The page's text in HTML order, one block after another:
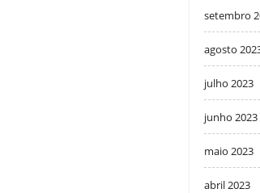
setembro
agosto
julho 2023
junho 2023
maio 2023
abril 2023